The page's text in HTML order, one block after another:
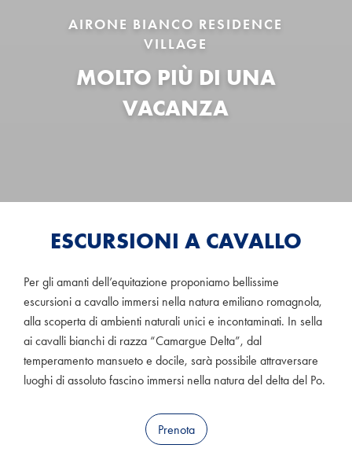
AIRONE BIANCO RESIDENCE
VILLAGE
MOLTO PIÙ DI UNA
VACANZA
ESCURSIONI A CAVALLO
Per gli amanti dell’equitazione proponiamo bellissime
escursioni a cavallo immersi nella natura emiliano romagnola,
alla scoperta di ambienti naturali unici e incontaminati. In sella
ai cavalli bianchi di razza “Camargue Delta”, dal
temperamento mansueto e docile, sarà possibile attraversare
luoghi di assoluto fascino immersi nella natura del delta del Po.
Prenota